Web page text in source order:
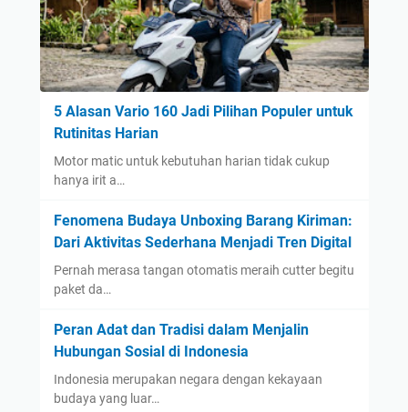
5 Alasan Vario 160 Jadi Pilihan Populer untuk
Rutinitas Harian
Motor matic untuk kebutuhan harian tidak cukup
hanya irit a…
Fenomena Budaya Unboxing Barang Kiriman:
Dari Aktivitas Sederhana Menjadi Tren Digital
Pernah merasa tangan otomatis meraih cutter begitu
paket da…
Peran Adat dan Tradisi dalam Menjalin
Hubungan Sosial di Indonesia
Indonesia merupakan negara dengan kekayaan
budaya yang luar…